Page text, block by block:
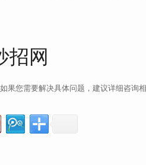
招网
果您需要解决具体问题，建议详细咨询